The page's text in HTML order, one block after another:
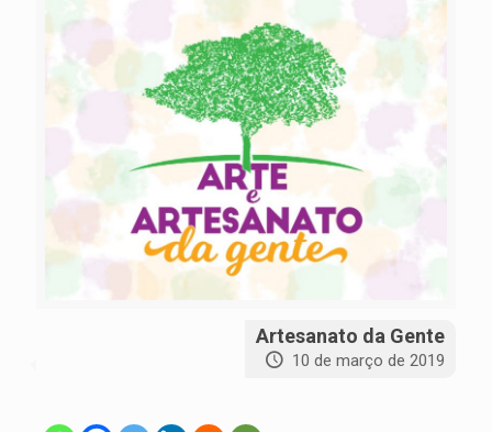
Artesanato da Gente
10 de março de 2019